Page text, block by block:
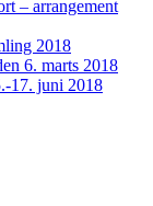
– arrangement
2018
6. marts 2018
17. juni 2018